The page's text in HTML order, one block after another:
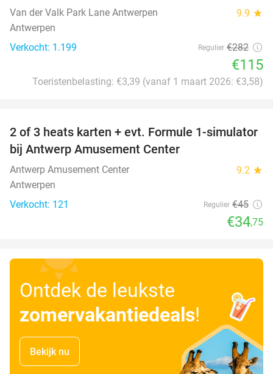
Van der Valk Park Lane Antwerpen 9.9 star
Antwerpen
Verkocht: 1.199
Regulier €282
€115
Toeristenbelasting: €3,39 (vanaf 1 maart 2026: €3,58)
23%
2 of 3 heats karten + evt. Formule 1-simulator
bij Antwerp Amusement Center
Antwerp Amusement Center 9.2 star
Antwerpen
Verkocht: 121
Regulier €45
€34,75
Ontdek de leukste
zomervakantiedeals!
Bekijk nu